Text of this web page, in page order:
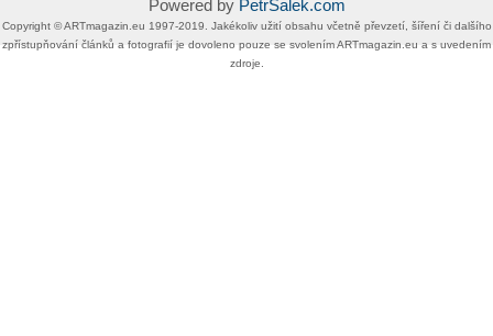
Powered by PetrSalek.com
Copyright ©​ ​​ARTmagazin.eu ​1997-2019​.​ Jakékoliv užití obsahu včetně převzetí, šíření či dalšího
zpřístupňování článků a fotografií je dovoleno pouze se svolením ​ARTmagazin.eu​ ​a s uvedením
zdroje.